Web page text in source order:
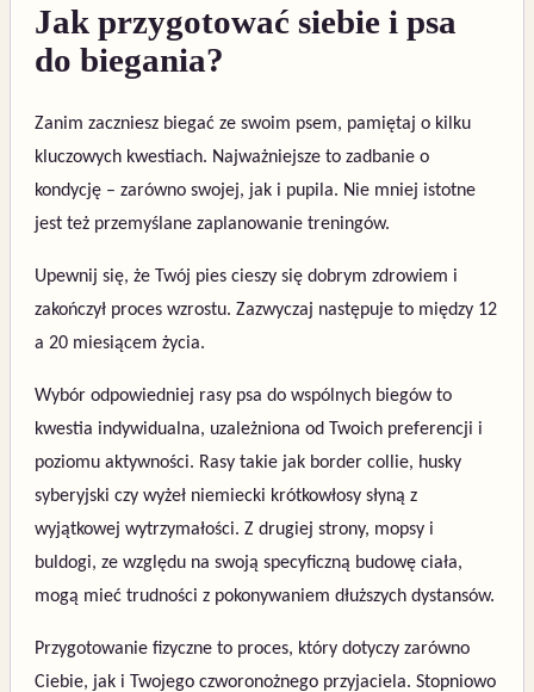
Jak przygotować siebie i psa
do biegania?
Zanim zaczniesz biegać ze swoim psem, pamiętaj o kilku
kluczowych kwestiach. Najważniejsze to zadbanie o
kondycję – zarówno swojej, jak i pupila. Nie mniej istotne
jest też przemyślane zaplanowanie treningów.
Upewnij się, że Twój pies cieszy się dobrym zdrowiem i
zakończył proces wzrostu. Zazwyczaj następuje to między 12
a 20 miesiącem życia.
Wybór odpowiedniej rasy psa do wspólnych biegów to
kwestia indywidualna, uzależniona od Twoich preferencji i
poziomu aktywności. Rasy takie jak border collie, husky
syberyjski czy wyżeł niemiecki krótkowłosy słyną z
wyjątkowej wytrzymałości. Z drugiej strony, mopsy i
buldogi, ze względu na swoją specyficzną budowę ciała,
mogą mieć trudności z pokonywaniem dłuższych dystansów.
Przygotowanie fizyczne to proces, który dotyczy zarówno
Ciebie, jak i Twojego czworonożnego przyjaciela. Stopniowo